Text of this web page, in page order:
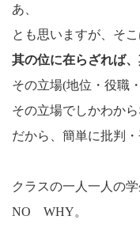
あ、
とも思いますが、そ
其の位に在らざれば
その立場(地位・役職
その立場でしかわから
だから、簡単に批判・
クラスの一人一人の
NO WHY。